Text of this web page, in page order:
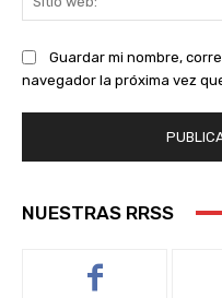
Guardar mi nombre,
navegador la próxima vez
NUESTRAS RRSS